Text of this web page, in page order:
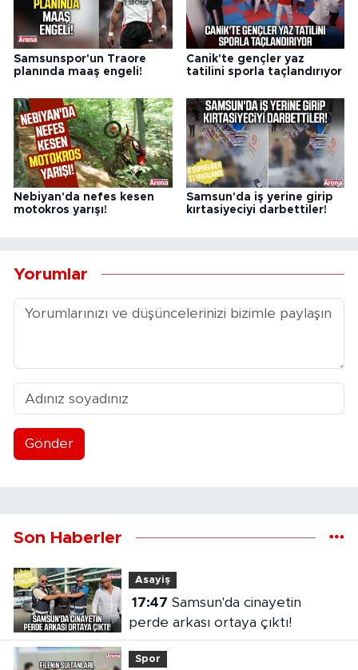
Samsunspor'un Traore
planında maaş engeli!
Canik'te gençler yaz
tatilini sporla taçlandırıyor
Nebiyan'da nefes kesen
motokros yarışı!
Samsun'da iş yerine girip
kırtasiyeciyi darbettiler!
Yorumlar
Gönder
Son Haberler
Asayiş
17:47
perde arkası ortaya çıktı!
Spor